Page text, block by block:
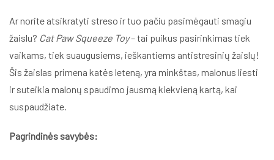
Ar norite atsikratyti streso ir tuo pačiu pasimėgauti smagiu
žaislu? Cat Paw Squeeze Toy– tai puikus pasirinkimas tiek
vaikams, tiek suaugusiems, ieškantiems antistresinių žaislų!
Šis žaislas primena katės leteną, yra minkštas, malonus liesti
ir suteikia malonų spaudimo jausmą kiekvieną kartą, kai
suspaudžiate.
Pagrindinės savybės: